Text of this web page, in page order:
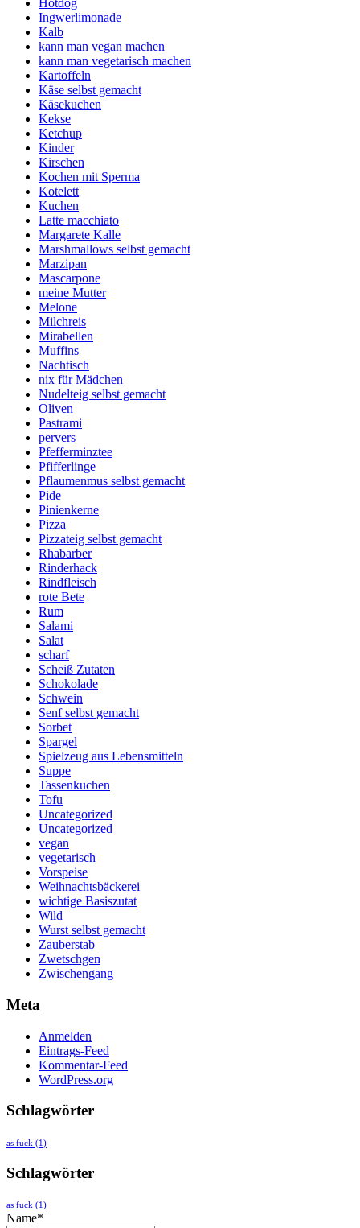
Hotdog
Ingwerlimonade
Kalb
kann man vegan machen
kann man vegetarisch machen
Kartoffeln
Käse selbst gemacht
Käsekuchen
Kekse
Ketchup
Kinder
Kirschen
Kochen mit Sperma
Kotelett
Kuchen
Latte macchiato
Margarete Kalle
Marshmallows selbst gemacht
Marzipan
Mascarpone
meine Mutter
Melone
Milchreis
Mirabellen
Muffins
Nachtisch
nix für Mädchen
Nudelteig selbst gemacht
Oliven
Pastrami
pervers
Pfefferminztee
Pfifferlinge
Pflaumenmus selbst gemacht
Pide
Pinienkerne
Pizza
Pizzateig selbst gemacht
Rhabarber
Rinderhack
Rindfleisch
rote Bete
Rum
Salami
Salat
scharf
Scheiß Zutaten
Schokolade
Schwein
Senf selbst gemacht
Sorbet
Spargel
Spielzeug aus Lebensmitteln
Suppe
Tassenkuchen
Tofu
Uncategorized
Uncategorized
vegan
vegetarisch
Vorspeise
Weihnachtsbäckerei
wichtige Basiszutat
Wild
Wurst selbst gemacht
Zauberstab
Zwetschgen
Zwischengang
Meta
Anmelden
Eintrags-Feed
Kommentar-Feed
WordPress.org
Schlagwörter
as fuck (1)
Schlagwörter
as fuck (1)
Name*